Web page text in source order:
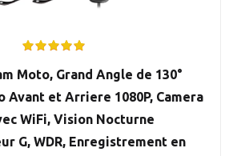
Moto, Grand Angle de 130°
Avant et Arriere 1080P, Camera
WiFi, Vision Nocturne
G, WDR, Enregistrement en